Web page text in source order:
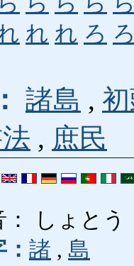
れ れ ろ
諸島 ,
, 庶民
： しょとう
諸 , 島